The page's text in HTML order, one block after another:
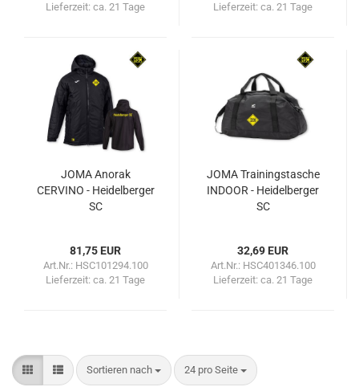
Lieferzeit: ca. 21 Tage
Lieferzeit: ca. 21 Tage
JOMA Anorak
CERVINO - Heidelberger
SC
81,75 EUR
Art.Nr.: HSC101294.100
Lieferzeit: ca. 21 Tage
JOMA Trainingstasche
INDOOR - Heidelberger
SC
32,69 EUR
Art.Nr.: HSC401346.100
Lieferzeit: ca. 21 Tage
Sortieren nach
Sortieren nach 24 pro Seite
pro Seite